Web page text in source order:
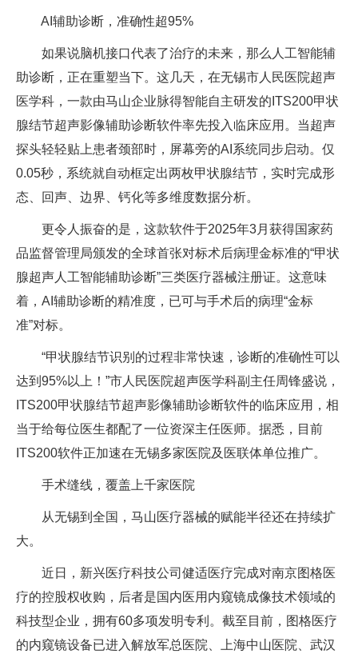
AI辅助诊断，准确性超95%
如果说脑机接口代表了治疗的未来，那么人工智能辅
助诊断，正在重塑当下。这几天，在无锡市人民医院超声
医学科，一款由马山企业脉得智能自主研发的ITS200甲状
腺结节超声影像辅助诊断软件率先投入临床应用。当超声
探头轻轻贴上患者颈部时，屏幕旁的AI系统同步启动。仅
0.05秒，系统就自动框定出两枚甲状腺结节，实时完成形
态、回声、边界、钙化等多维度数据分析。
更令人振奋的是，这款软件于2025年3月获得国家药
品监督管理局颁发的全球首张对标术后病理金标准的“甲状
腺超声人工智能辅助诊断”三类医疗器械注册证。这意味
着，AI辅助诊断的精准度，已可与手术后的病理“金标
准”对标。
“甲状腺结节识别的过程非常快速，诊断的准确性可以
达到95%以上！”市人民医院超声医学科副主任周锋盛说，
ITS200甲状腺结节超声影像辅助诊断软件的临床应用，相
当于给每位医生都配了一位资深主任医师。据悉，目前
ITS200软件正加速在无锡多家医院及医联体单位推广。
手术缝线，覆盖上千家医院
从无锡到全国，马山医疗器械的赋能半径还在持续扩
大。
近日，新兴医疗科技公司健适医疗完成对南京图格医
疗的控股权收购，后者是国内医用内窥镜成像技术领域的
科技型企业，拥有60多项发明专利。截至目前，图格医疗
的内窥镜设备已进入解放军总医院、上海中山医院、武汉